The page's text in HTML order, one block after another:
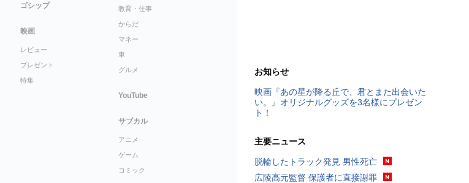
お知らせ
映画『あの星が降る丘で、君とまた出会いた
い。』オリジナルグッズを3名様にプレゼン
ト！
主要ニュース
脱輪したトラック発見 男性死亡
広陵高元監督 保護者に直接謝罪
ゴシップ
映画
レビュー
プレゼント
特集
教育・仕事
からだ
マネー
車
グルメ
YouTube
サブカル
アニメ
ゲーム
コミック